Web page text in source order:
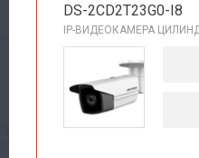
DS-2CD2T23G0-I8
IP-ВИДЕОКАМЕРА